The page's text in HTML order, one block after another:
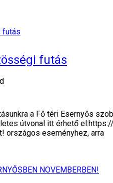
futás
a Fő téri Esernyős
útvonal itt érhető
országos eseményhez, arra